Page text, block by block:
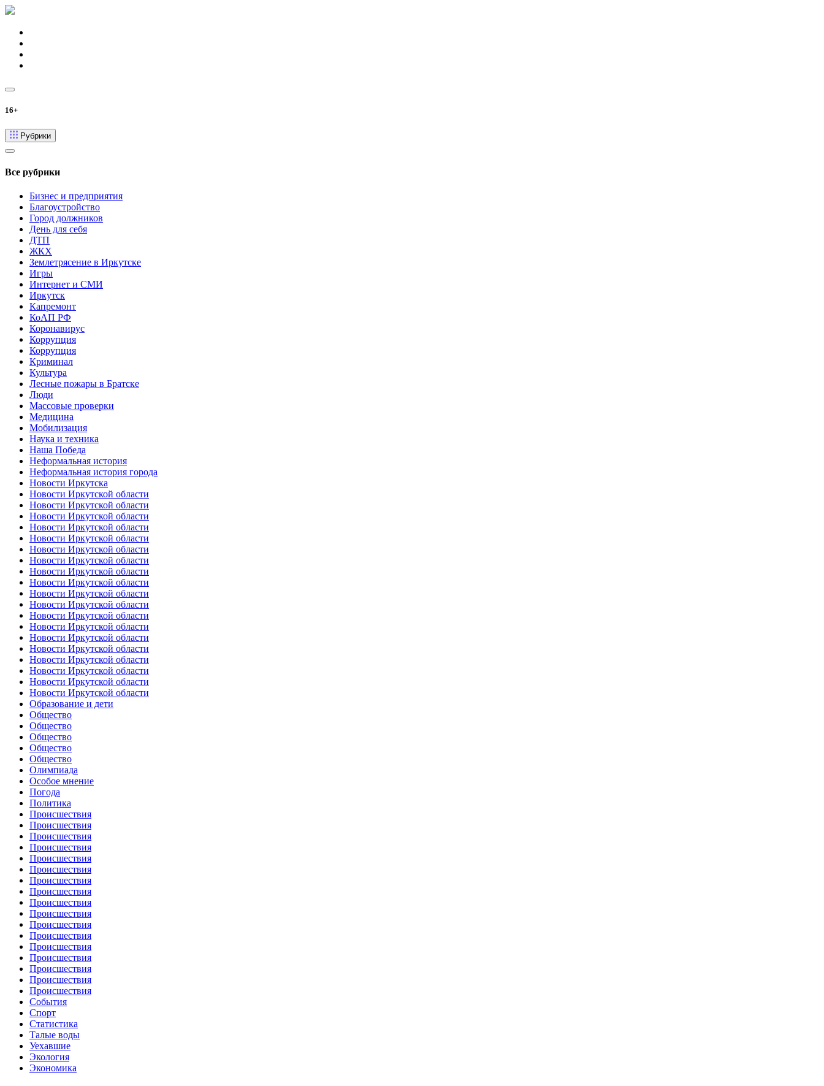
16+
Рубрики
Все рубрики
Бизнес и предприятия
Благоустройство
Город должников
День для себя
ДТП
ЖКХ
Землетрясение в Иркутске
Игры
Интернет и СМИ
Иркутск
Капремонт
КоАП РФ
Коронавирус
Коррупция
Коррупция
Криминал
Культура
Лесные пожары в Братске
Люди
Массовые проверки
Медицина
Мобилизация
Наука и техника
Наша Победа
Неформальная история
Неформальная история города
Новости Иркутска
Новости Иркутской области
Новости Иркутской области
Новости Иркутской области
Новости Иркутской области
Новости Иркутской области
Новости Иркутской области
Новости Иркутской области
Новости Иркутской области
Новости Иркутской области
Новости Иркутской области
Новости Иркутской области
Новости Иркутской области
Новости Иркутской области
Новости Иркутской области
Новости Иркутской области
Новости Иркутской области
Новости Иркутской области
Новости Иркутской области
Новости Иркутской области
Образование и дети
Общество
Общество
Общество
Общество
Общество
Олимпиада
Особое мнение
Погода
Политика
Происшествия
Происшествия
Происшествия
Происшествия
Происшествия
Происшествия
Происшествия
Происшествия
Происшествия
Происшествия
Происшествия
Происшествия
Происшествия
Происшествия
Происшествия
Происшествия
Происшествия
События
Спорт
Статистика
Талые воды
Уехавшие
Экология
Экономика